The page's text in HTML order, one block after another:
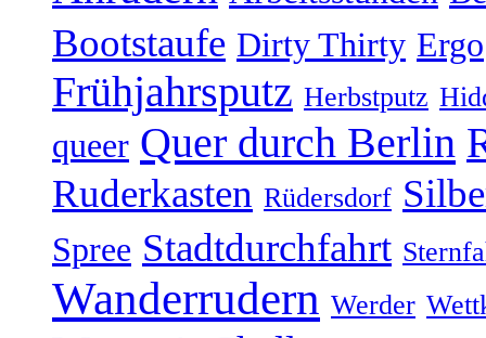
Bootstaufe Dirty Thirty Ergo
Frühjahrsputz Herbstputz
queer Quer durch Berlin
Ruderkasten Rüdersdorf
Spree Stadtdurchfahrt
Wanderrudern Werder